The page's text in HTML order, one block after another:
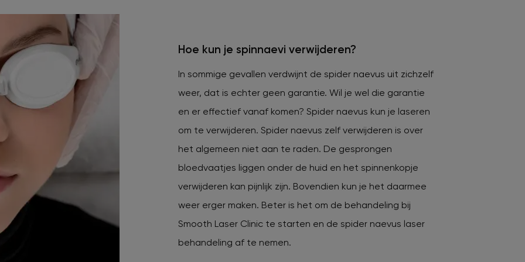
Hoe kun je spinnaevi verwijderen?
In sommige gevallen verdwijnt de spider naevus uit zichzelf
weer, dat is echter geen garantie. Wil je wel die garantie
en er effectief vanaf komen? Spider naevus kun je laseren
om te verwijderen. Spider naevus zelf verwijderen is over
het algemeen niet aan te raden. De gesprongen
bloedvaatjes liggen onder de huid en het spinnenkopje
verwijderen kan pijnlijk zijn. Bovendien kun je het daarmee
weer erger maken. Beter is het om de behandeling bij
Smooth Laser Clinic te starten en de spider naevus laser
behandeling af te nemen.